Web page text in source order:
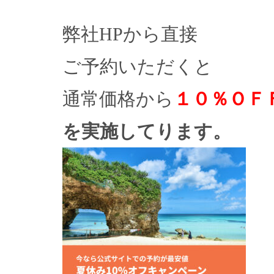
弊社HPから直接
ご予約いただくと
通常価格から １０％Ｏ
を実施してります。